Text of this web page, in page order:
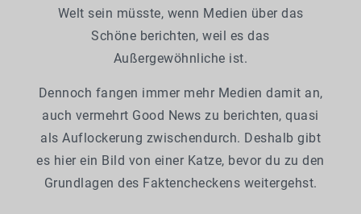
Welt sein müsste, wenn Medien über das
Schöne berichten, weil es das
Außergewöhnliche ist.
Dennoch fangen immer mehr Medien damit an,
auch vermehrt Good News zu berichten, quasi
als Auflockerung zwischendurch. Deshalb gibt
es hier ein Bild von einer Katze, bevor du zu den
Grundlagen des Faktencheckens weitergehst.